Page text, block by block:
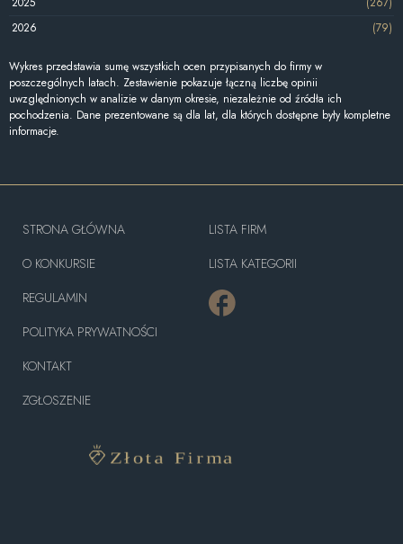
2026
(79)
Wykres przedstawia sumę wszystkich ocen przypisanych do firmy w
poszczególnych latach. Zestawienie pokazuje łączną liczbę opinii
uwzględnionych w analizie w danym okresie, niezależnie od źródła ich
pochodzenia. Dane prezentowane są dla lat, dla których dostępne były kompletne
informacje.
STRONA GŁÓWNA
O KONKURSIE
REGULAMIN
POLITYKA PRYWATNOŚCI
KONTAKT
ZGŁOSZENIE
LISTA FIRM
LISTA KATEGORII